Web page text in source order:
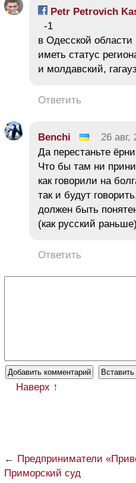
Petr Petrovich
-1
в Одесской области
иметь статус
и молдавский,
Ответить
Benchi 26 авг,
Да перестаньте
Что бы там ни
как говорили на
так и будут
должен быть
(как русский
Ответить
Наверх ↑
← Предприниматели
Приморский суд